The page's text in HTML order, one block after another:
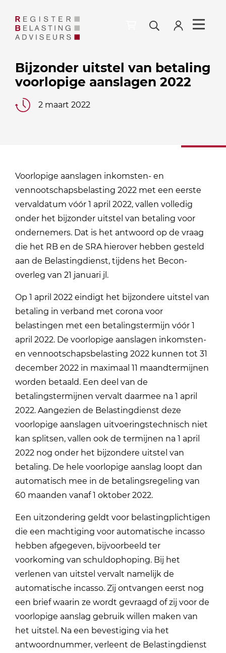
Bijzonder uitstel van betaling
voorlopige aanslagen 2022
2 maart 2022
Voorlopige aanslagen inkomsten- en
vennootschapsbelasting 2022 met een eerste
vervaldatum vóór 1 april 2022, vallen volledig
onder het bijzonder uitstel van betaling voor
ondernemers. Dat is het antwoord op de vraag
die het RB en de SRA hierover hebben gesteld
aan de Belastingdienst, tijdens het Becon-
overleg van 21 januari jl.
Op 1 april 2022 eindigt het bijzondere uitstel van
betaling in verband met corona voor
belastingen met een betalingstermijn vóór 1
april 2022. De voorlopige aanslagen inkomsten-
en vennootschapsbelasting 2022 kunnen tot 31
december 2022 in maximaal 11 maandtermijnen
worden betaald. Een deel van de
betalingstermijnen vervalt daarmee na 1 april
2022. Aangezien de Belastingdienst deze
voorlopige aanslagen uitvoeringstechnisch niet
kan splitsen, vallen ook de termijnen na 1 april
2022 nog onder het bijzondere uitstel van
betaling. De hele voorlopige aanslag loopt dan
automatisch mee in de betalingsregeling van
60 maanden vanaf 1 oktober 2022.
Een uitzondering geldt voor belastingplichtigen
die een machtiging voor automatische incasso
hebben afgegeven, bijvoorbeeld ter
voorkoming van schuldophoping. Bij het
verlenen van uitstel vervalt namelijk de
automatische incasso. Zij ontvangen eerst nog
een brief waarin ze wordt gevraagd of zij voor de
voorlopige aanslag gebruik willen maken van
het uitstel. Na een bevestiging via het
antwoordnummer, verleent de Belastingdienst